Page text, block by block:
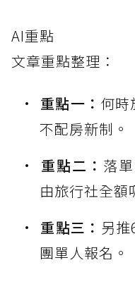
AI重點
文章重點整理：
重點一： 何
不配房新制。
重點二： 落
由旅行社全額
重點三： 另
團單人報名。